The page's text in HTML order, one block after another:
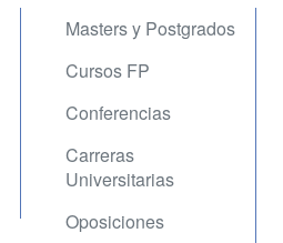
Masters y Postgrados
Cursos FP
Conferencias
Carreras
Universitarias
Oposiciones